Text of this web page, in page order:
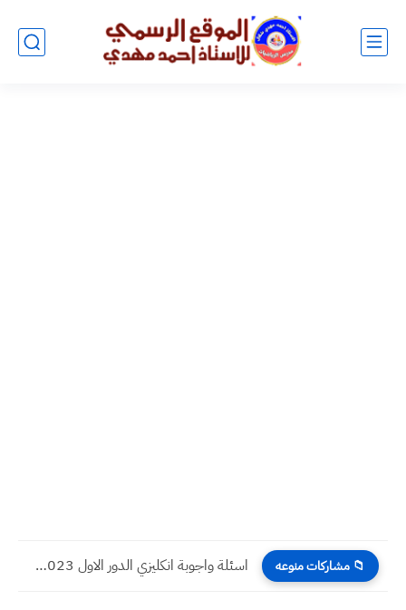
📁 مشاركات منوعه اسئلة واجوبة انكليزي الدور الاول 2023 صف السادس التطبيقي